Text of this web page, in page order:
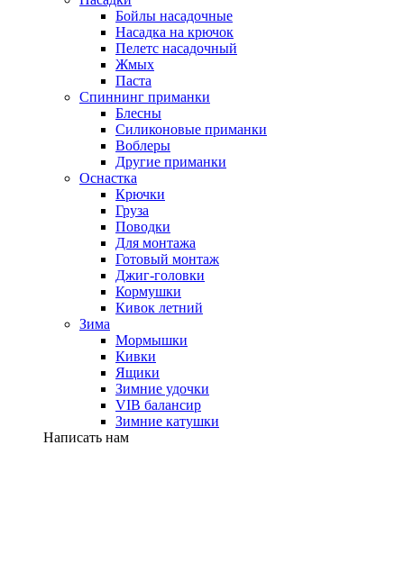
Бойлы насадочные
Насадка на крючок
Пелетс насадочный
Жмых
Паста
Спиннинг приманки
Блесны
Силиконовые приманки
Воблеры
Другие приманки
Оснастка
Крючки
Груза
Поводки
Для монтажа
Готовый монтаж
Джиг-головки
Кормушки
Кивок летний
Зима
Мормышки
Кивки
Ящики
Зимние удочки
VIB балансир
Зимние катушки
Написать нам